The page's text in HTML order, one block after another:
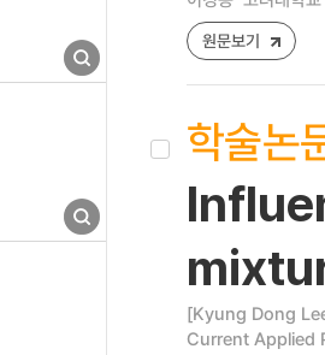
원문보기
학술논
[Kyung Dong
Current Applied